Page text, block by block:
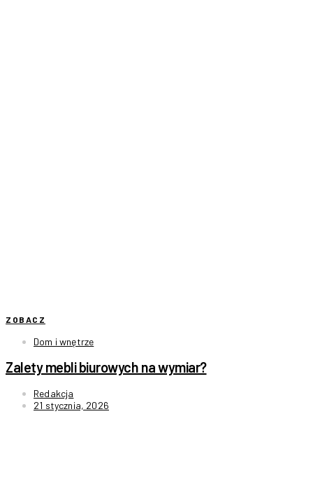
ZOBACZ
Dom i wnętrze
Zalety mebli biurowych na wymiar?
Redakcja
21 stycznia, 2026